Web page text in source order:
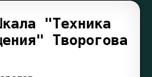
"Техника
Творогова